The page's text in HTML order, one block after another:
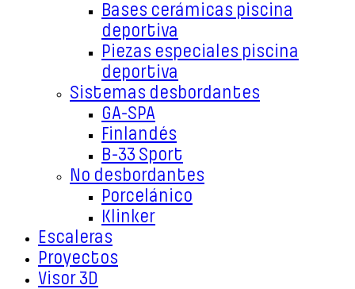
Bases cerámicas piscina
deportiva
Piezas especiales piscina
deportiva
Sistemas desbordantes
GA-SPA
Finlandés
B-33 Sport
No desbordantes
Porcelánico
Klinker
Escaleras
Proyectos
Visor 3D